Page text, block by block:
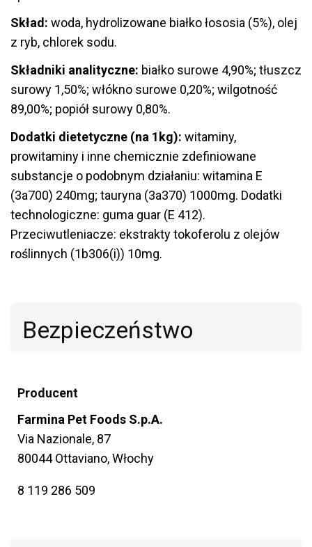
Skład: woda, hydrolizowane białko łososia (5%), olej
z ryb, chlorek sodu.
Składniki analityczne: białko surowe 4,90%; tłuszcz
surowy 1,50%; włókno surowe 0,20%; wilgotność
89,00%; popiół surowy 0,80%.
Dodatki dietetyczne (na 1kg): witaminy,
prowitaminy i inne chemicznie zdefiniowane
substancje o podobnym działaniu: witamina E
(3a700) 240mg; tauryna (3a370) 1000mg. Dodatki
technologiczne: guma guar (E 412).
Przeciwutleniacze: ekstrakty tokoferolu z olejów
roślinnych (1b306(i)) 10mg.
Bezpieczeństwo
Producent
Farmina Pet Foods S.p.A.
Via Nazionale, 87
80044 Ottaviano, Włochy
8 119 286 509